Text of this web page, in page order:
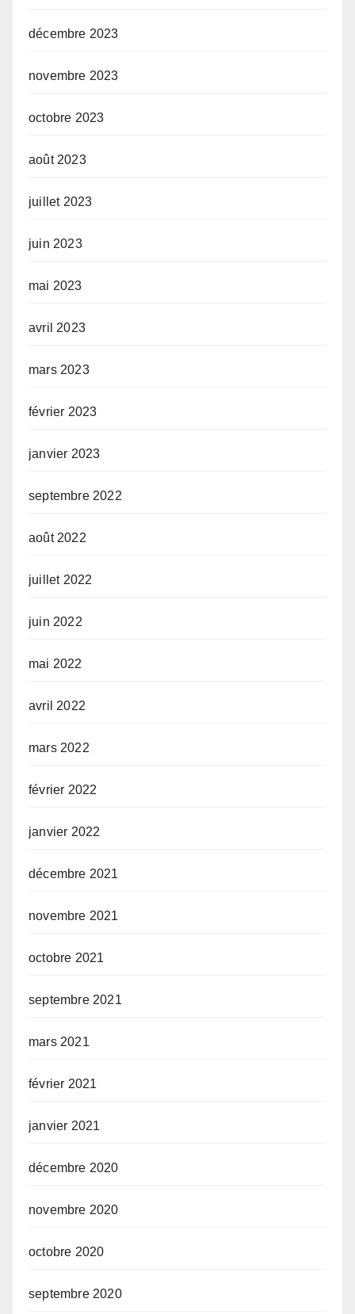
décembre 2023
novembre 2023
octobre 2023
août 2023
juillet 2023
juin 2023
mai 2023
avril 2023
mars 2023
février 2023
janvier 2023
septembre 2022
août 2022
juillet 2022
juin 2022
mai 2022
avril 2022
mars 2022
février 2022
janvier 2022
décembre 2021
novembre 2021
octobre 2021
septembre 2021
mars 2021
février 2021
janvier 2021
décembre 2020
novembre 2020
octobre 2020
septembre 2020